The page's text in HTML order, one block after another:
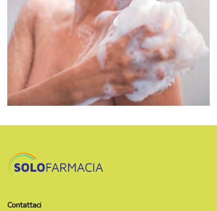
Contattaci